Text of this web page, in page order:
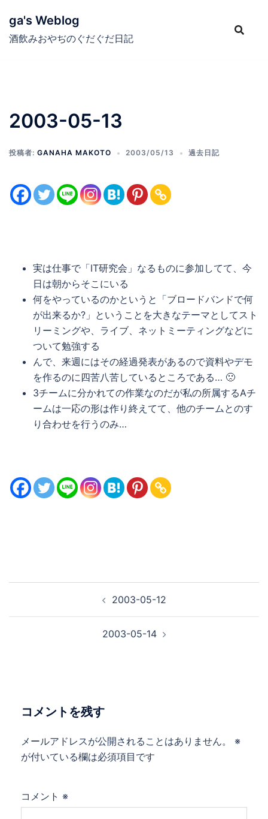
ga's Weblog
酒飲みおやぢのぐだぐだ日記
2003-05-13
投稿者: GANAHA MAKOTO 2003/05/13 過去日記
実は仕事で「IT研究会」なるものに参加してて、今
日は朝からそこにいる
何をやっているのかというと「ブロードバンドで何
が出来るか?」ということを大きなテーマとしてスト
リーミングや、ライブ、ネットミーティングなどに
ついて勉強する
んで、来週にはその経過発表があるので資料やデモ
を作るのに四苦八苦しているところである… 🙁
3チームに分かれての作業なのだが私の所属するAチ
ームは一応の形は作り終えてて、他のチームとのす
り合わせを行うのみ…
ョ
2003-05-12
2003-05-14
コメントを残す
メールアドレスが公開されることはありません。
※
が付いている欄は必須項目です
コメント ※